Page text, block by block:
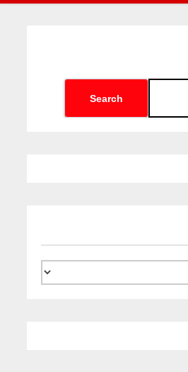
Search